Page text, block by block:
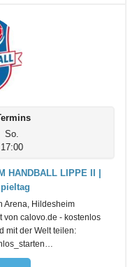
So.
17:00
HANDBALL LIPPE II |
Arena, Hildesheim
von calovo.de - kostenlos
mit der Welt teilen: